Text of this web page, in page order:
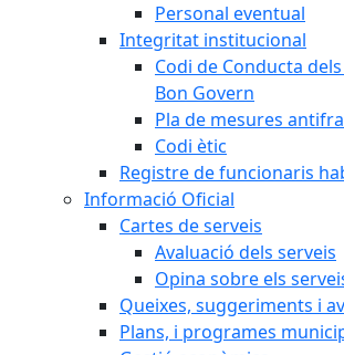
Personal eventual
Integritat institucional
Codi de Conducta
Bon Govern
Pla de mesures
Codi ètic
Registre de funcionaris
Informació Oficial
Cartes de serveis
Avaluació dels serveis
Opina sobre els
Queixes, suggeriments i
Plans, i programes